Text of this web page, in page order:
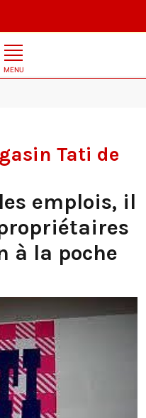
MENU
Tati de Nancy : Pour
Tati de
emplois, il
à la poche